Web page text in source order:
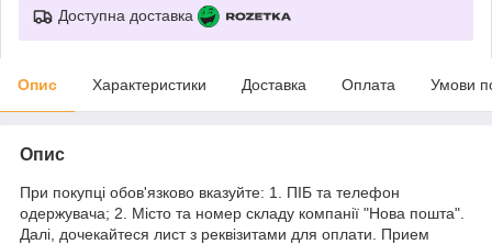
Доступна доставка
Опис Характеристики Доставка Оплата Умови
Опис
При покупці обов'язково вказуйте: 1. ПІБ та телефон
одержувача; 2. Місто та номер складу компанії "Нова пошта".
Далі, дочекайтеся лист з реквізитами для оплати. Прием